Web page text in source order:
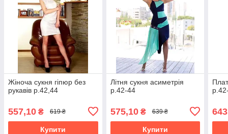
Жіноча сукня гіпюр без
рукавів р.42,44
557,10 ₴ 619 ₴
Купити
Літня сукня асиметрія
р.42-44
575,10₴ 639 ₴
Купити